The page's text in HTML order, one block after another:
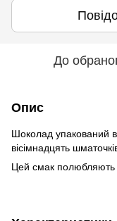
До
Опис
Шоколад упакований в
вісімнадцять
Цей смак полюбляють